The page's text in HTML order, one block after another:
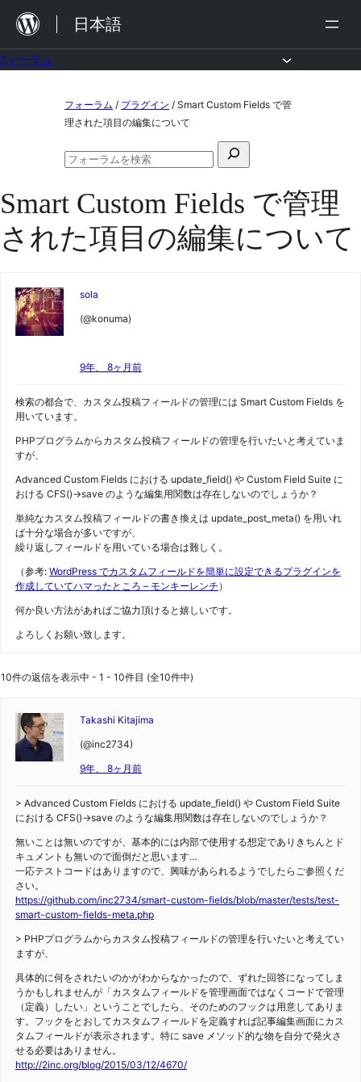
を
日本語
ォーラム
ツ
ス
フォーラム / プラグイン / Smart Custom Fields で管
理された項目の編集について
検
対
象:
フ
ー
ラ
ム
の
Smart Custom Fields で管理
された項目の編集について
sola
(@konuma)
9年、 8ヶ月前
検索の都合で、カスタム投稿フィールドの管理には Smart Custom Fields を
用いています。
PHPプログラムからカスタム投稿フィールドの管理を行いたいと考えていま
すが、
Advanced Custom Fields における update_field() や Custom Field Suite に
おける CFS()->save のような編集用関数は存在しないのでしょうか？
単純なカスタム投稿フィールドの書き換えは update_post_meta() を用いれ
ば十分な場合が多いですが、
繰り返しフィールドを用いている場合は難しく。
（参考: WordPress でカスタムフィールドを簡単に設定できるプラグインを
作成していてハマったところ – モンキーレンチ ）
何か良い方法があればご協力頂けると嬉しいです。
よろしくお願い致します。
10件の返信を表示中 - 1 - 10件目 (全10件中)
Takashi Kitajima
(@inc2734)
9年、 8ヶ月前
> Advanced Custom Fields における update_field() や Custom Field Suite
における CFS()->save のような編集用関数は存在しないのでしょうか？
無いことは無いのですが、基本的には内部で使用する想定でありきちんとド
キュメントも無いので面倒だと思います…
一応テストコードはありますので、興味があられるようでしたらご参照くだ
さい。
https://github.com/inc2734/smart-custom-fields/blob/master/tests/test-
smart-custom-fields-meta.php
> PHPプログラムからカスタム投稿フィールドの管理を行いたいと考えてい
ますが、
具体的に何をされたいのかがわからなかったので、ずれた回答になってしま
うかもしれませんが「カスタムフィールドを管理画面ではなくコードで管理
（定義）したい」ということでしたら、そのためのフックは用意してありま
す。フックをとおしてカスタムフィールドを定義すれば記事編集画面にカス
タムフィールドが表示されます。特に save メソッド的な物を自分で発火さ
せる必要はありません。
http://2inc.org/blog/2015/03/12/4670/